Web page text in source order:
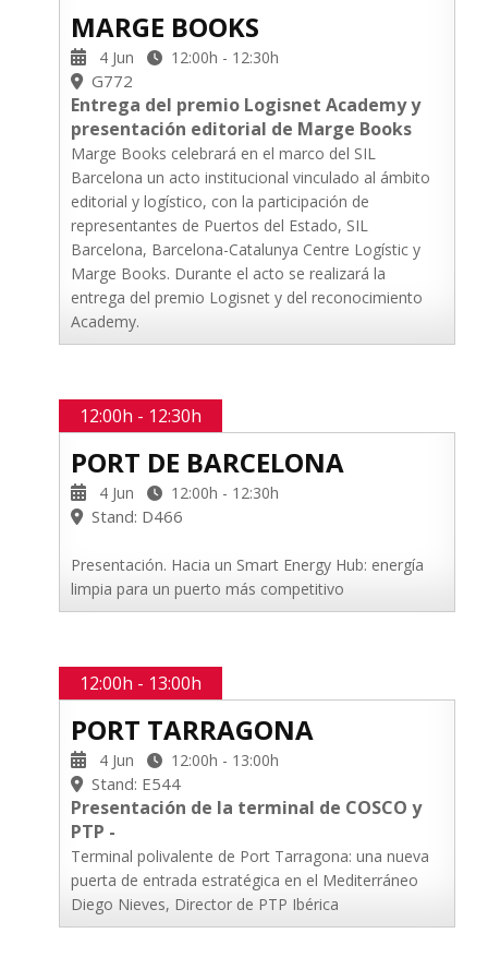
MARGE BOOKS
4 Jun 12:00h - 12:30h
G772
Entrega del premio Logisnet Academy y
presentación editorial de Marge Books
Marge Books celebrará en el marco del SIL
Barcelona un acto institucional vinculado al ámbito
editorial y logístico, con la participación de
representantes de Puertos del Estado, SIL
Barcelona, Barcelona-Catalunya Centre Logístic y
Marge Books. Durante el acto se realizará la
entrega del premio Logisnet y del reconocimiento
Academy.
12:00h - 12:30h
PORT DE BARCELONA
4 Jun 12:00h - 12:30h
Stand: D466
Presentación. Hacia un Smart Energy Hub: energía
limpia para un puerto más competitivo
12:00h - 13:00h
PORT TARRAGONA
4 Jun 12:00h - 13:00h
Stand: E544
Presentación de la terminal de COSCO y
PTP -
Terminal polivalente de Port Tarragona: una nueva
puerta de entrada estratégica en el Mediterráneo
Diego Nieves, Director de PTP Ibérica